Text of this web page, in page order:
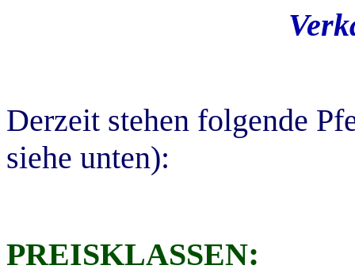
Derzeit stehen folgende
siehe unten):
PREISKLASSEN: